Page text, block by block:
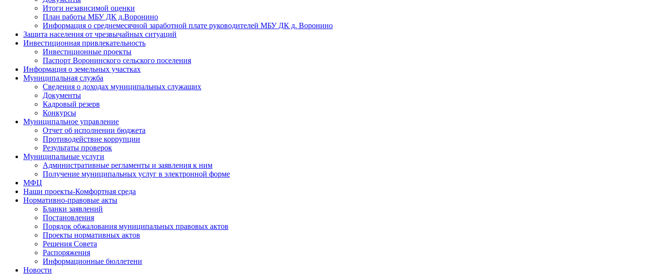
Итоги независимой оценки
План работы МБУ ДК д.Воронино
Информация о среднемесячной заработной плате руководителей МБУ ДК д. Воронино
Защита населения от чрезвычайных ситуаций
Инвестиционная привлекательность
Инвестиционные проекты
Паспорт Воронинского сельского поселения
Информация о земельных участках
Муниципальная служба
Сведения о доходах муниципальных служащих
Документы
Кадровый резерв
Конкурсы
Муниципальное управление
Отчет об исполнении бюджета
Противодействие коррупции
Результаты проверок
Муниципальные услуги
Административные регламенты и заявления к ним
Получение муниципальных услуг в электронной форме
МФЦ
Наши проекты-Комфортная среда
Нормативно-правовые акты
Бланки заявлений
Постановления
Порядок обжалования муниципальных правовых актов
Проекты нормативных актов
Решения Совета
Распоряжения
Информационные бюллетени
Новости